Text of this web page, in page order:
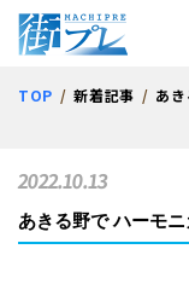
TOP 新着記事 あき
あきる野で ハーモ
2022.10.13